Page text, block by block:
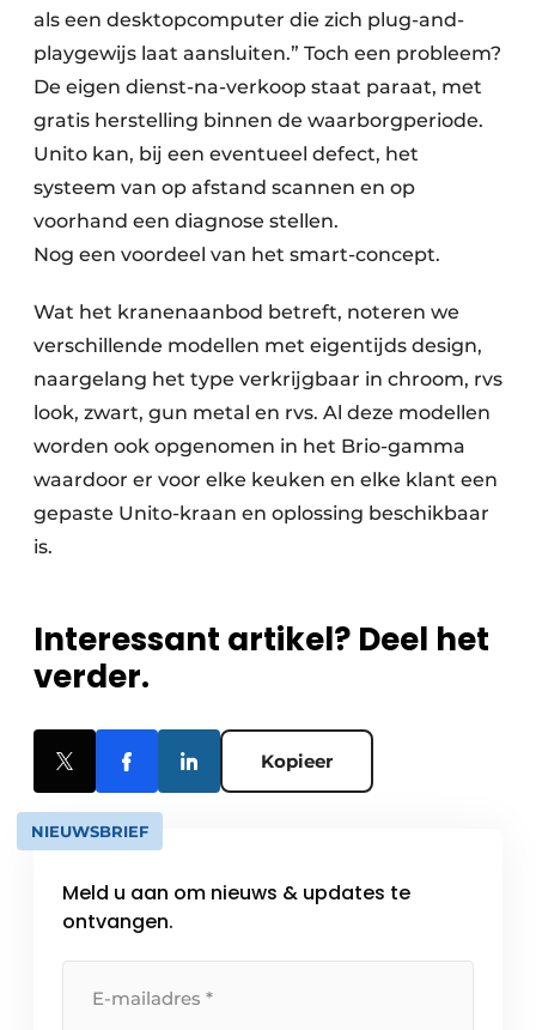
als een desktopcomputer die zich plug-and-
playgewijs laat aansluiten.” Toch een probleem?
De eigen dienst-na-verkoop staat paraat, met
gratis herstelling binnen de waarborgperiode.
Unito kan, bij een eventueel defect, het
systeem van op afstand scannen en op
voorhand een diagnose stellen.
Nog een voordeel van het smart-concept.
Wat het kranenaanbod betreft, noteren we
verschillende modellen met eigentijds design,
naargelang het type verkrijgbaar in chroom, rvs
look, zwart, gun metal en rvs. Al deze modellen
worden ook opgenomen in het Brio-gamma
waardoor er voor elke keuken en elke klant een
gepaste Unito-kraan en oplossing beschikbaar
is.
Interessant artikel? Deel het
verder.
Kopieer
NIEUWSBRIEF
Meld u aan om nieuws & updates te
ontvangen.